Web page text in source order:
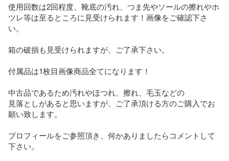
使用回数は2回程度、靴底の汚れ、つま先やソールの擦れやホ
ツレ等は至るところに見受けられます！画像をご確認下さ
い。
箱の破損も見受けられますが、ご了承下さい。
付属品は1枚目画像商品全てになります！
中古品であるため汚れやほつれ、擦れ、毛玉などの
見落としがあると思いますが、ご了承頂ける方のご購入でお
願い致します。
プロフィールをご参照頂き、何かありましたらコメントして
下さい。